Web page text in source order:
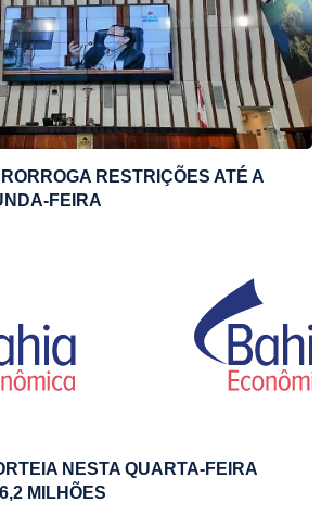
RESTRIÇÕES ATÉ A
FEIRA
NESTA QUARTA-FEIRA
MILHÕES